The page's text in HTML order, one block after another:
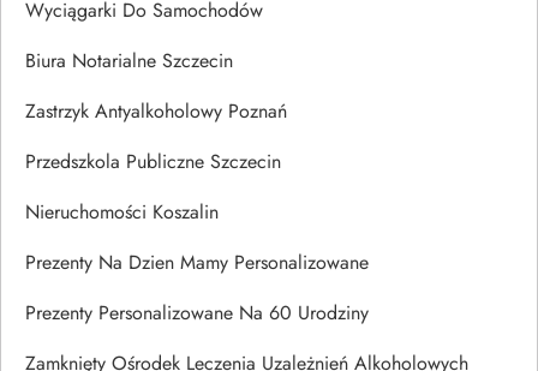
Wyciągarki Do Samochodów
Biura Notarialne Szczecin
Zastrzyk Antyalkoholowy Poznań
Przedszkola Publiczne Szczecin
Nieruchomości Koszalin
Prezenty Na Dzien Mamy Personalizowane
Prezenty Personalizowane Na 60 Urodziny
Zamknięty Ośrodek Leczenia Uzależnień Alkoholowych